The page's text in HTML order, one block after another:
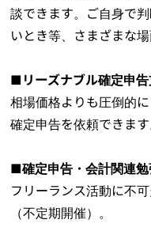
談できます。ご自身で
いとき等、さまざまな
■リーズナブル確定申告
相場価格よりも圧倒的
確定申告を依頼できます
■確定申告・会計関連
フリーランス活動に不
（不定期開催）。